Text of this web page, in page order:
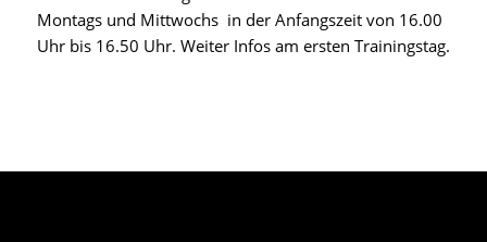
Montags und Mittwochs in der Anfangszeit von 16.00
Uhr bis 16.50 Uhr. Weiter Infos am ersten Trainingstag.